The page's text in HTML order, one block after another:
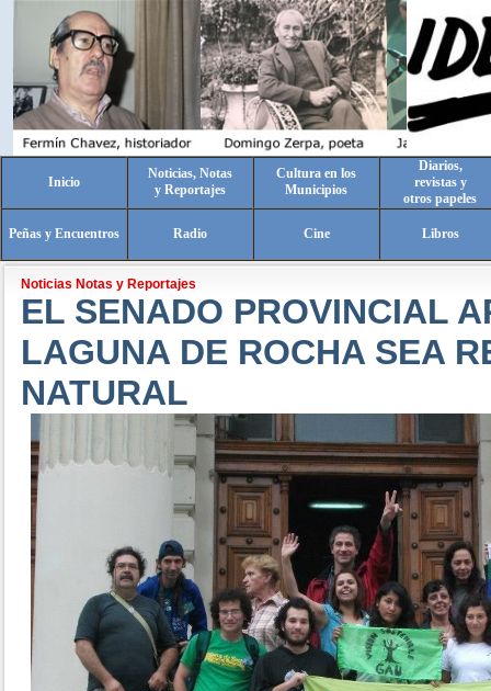
Inicio
Noticias, Notas
y Reportajes
Cultura en los
Municipios
Diarios,
revistas y
otros papeles
Peñas y Encuentros Radio Cine Libros
Noticias Notas y Reportajes
EL SENADO PROVINCIAL
LAGUNA DE ROCHA SEA
NATURAL